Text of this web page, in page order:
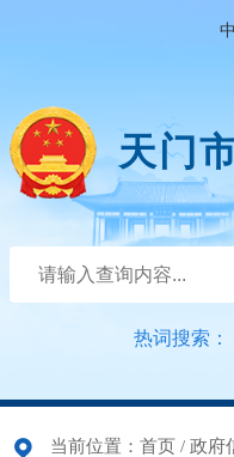
天门
热词搜索：
当前位置： 首页 / 政府